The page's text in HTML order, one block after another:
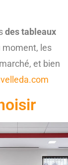
des tableaux
moment, les
et bien